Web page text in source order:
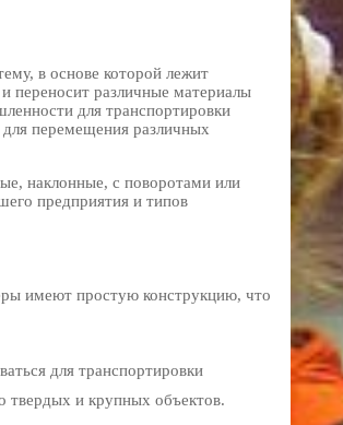
в основе которой лежит
переносит различные материалы
для транспортировки
перемещения различных
наклонные, с поворотами или
предприятия и типов
имеют простую конструкцию, что
для транспортировки
твердых и крупных объектов.